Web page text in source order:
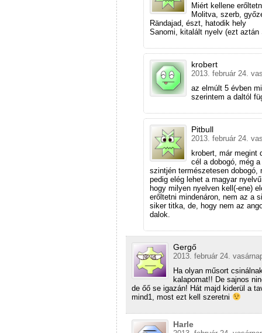
Miért kellene
Molitva, szerb,
Rändajad, észt, hatodik hely
Sanomi, kitalált nyelv (ezt
krobert
2013. február 24.
az elmúlt 5 évben
szerintem a daltól
Pitbull
2013. február 24.
krobert, már megint
cél a dobogó, még
szintjén természetesen dobogó,
pedig elég lehet a magyar
hogy milyen nyelven kell(-ene)
erőltetni mindenáron, nem az a
siker titka, de, hogy nem az
dalok.
Gergő
2013. február 24.
Ha olyan műsort
kalapomat!! De sajnos
de őő se igazán! Hát majd kiderül a
mind1, most ezt kell szeretni
Harle